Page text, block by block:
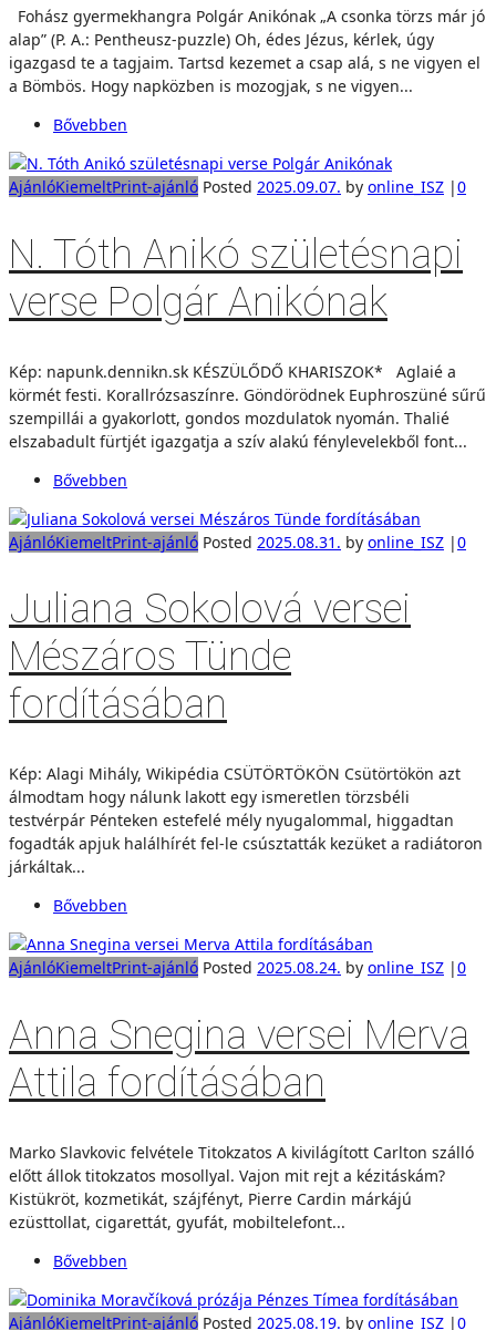
Fohász gyermekhangra Polgár Anikónak „A csonka törzs már jó
alap” (P. A.: Pentheusz-puzzle) Oh, édes Jézus, kérlek, úgy
igazgasd te a tagjaim. Tartsd kezemet a csap alá, s ne vigyen el
a Bömbös. Hogy napközben is mozogjak, s ne vigyen...
Bővebben
AjánlóKiemeltPrint-ajánló Posted 2025.09.07. by online_ISZ |0
N. Tóth Anikó születésnapi
verse Polgár Anikónak
Kép: napunk.dennikn.sk KÉSZÜLŐDŐ KHARISZOK* Aglaié a
körmét festi. Korallrózsaszínre. Göndörödnek Euphroszüné sűrű
szempillái a gyakorlott, gondos mozdulatok nyomán. Thalié
elszabadult fürtjét igazgatja a szív alakú fénylevelekből font...
Bővebben
AjánlóKiemeltPrint-ajánló Posted 2025.08.31. by online_ISZ |0
Juliana Sokolová versei
Mészáros Tünde
fordításában
Kép: Alagi Mihály, Wikipédia CSÜTÖRTÖKÖN Csütörtökön azt
álmodtam hogy nálunk lakott egy ismeretlen törzsbéli
testvérpár Pénteken estefelé mély nyugalommal, higgadtan
fogadták apjuk halálhírét fel-le csúsztatták kezüket a radiátoron
járkáltak...
Bővebben
AjánlóKiemeltPrint-ajánló Posted 2025.08.24. by online_ISZ |0
Anna Snegina versei Merva
Attila fordításában
Marko Slavkovic felvétele Titokzatos A kivilágított Carlton szálló
előtt állok titokzatos mosollyal. Vajon mit rejt a kézitáskám?
Kistükröt, kozmetikát, szájfényt, Pierre Cardin márkájú
ezüsttollat, cigarettát, gyufát, mobiltelefont...
Bővebben
AjánlóKiemeltPrint-ajánló Posted 2025.08.19. by online_ISZ |0